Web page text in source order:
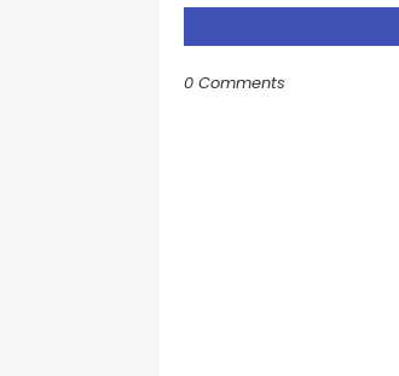
0 Comments